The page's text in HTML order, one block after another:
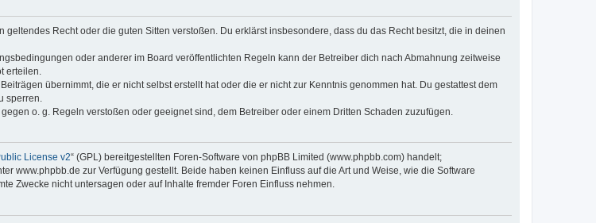
Recht oder die guten Sitten verstoßen. Du erklärst insbesondere, dass du das Recht besitzt, die in deinen
oder anderer im Board veröffentlichten Regeln kann der Betreiber dich nach Abmahnung zeitweise
erteilen.
übernimmt, die er nicht selbst erstellt hat oder die er nicht zur Kenntnis genommen hat. Du gestattest dem
sperren.
o. g. Regeln verstoßen oder geeignet sind, dem Betreiber oder einem Dritten Schaden zuzufügen.
License v2“ (GPL) bereitgestellten Foren-Software von phpBB Limited (www.phpbb.com) handelt;
www.phpbb.de zur Verfügung gestellt. Beide haben keinen Einfluss auf die Art und Weise, wie die Software
Zwecke nicht untersagen oder auf Inhalte fremder Foren Einfluss nehmen.